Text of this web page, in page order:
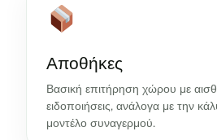
Αποθήκες
Βασική επιτήρηση χώρου με
ειδοποιήσεις, ανάλογα με την
μοντέλο συναγερμού.